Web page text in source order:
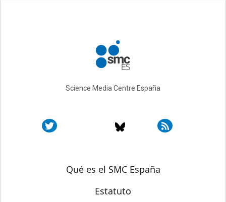
Science Media Centre España
Sobre SMC España
Qué es el SMC España
Estatuto